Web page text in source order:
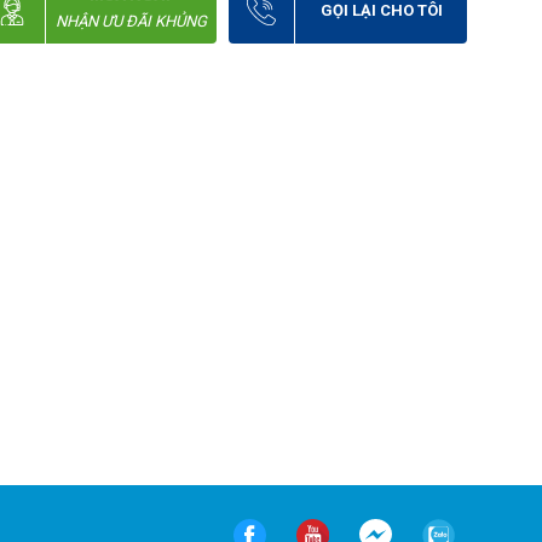
NHẬN ƯU ĐÃI KHỦNG
GỌI LẠI CHO TÔI